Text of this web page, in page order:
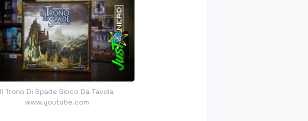
Il Trono Di Spade Gioco Da Tavola
www.youtube.com